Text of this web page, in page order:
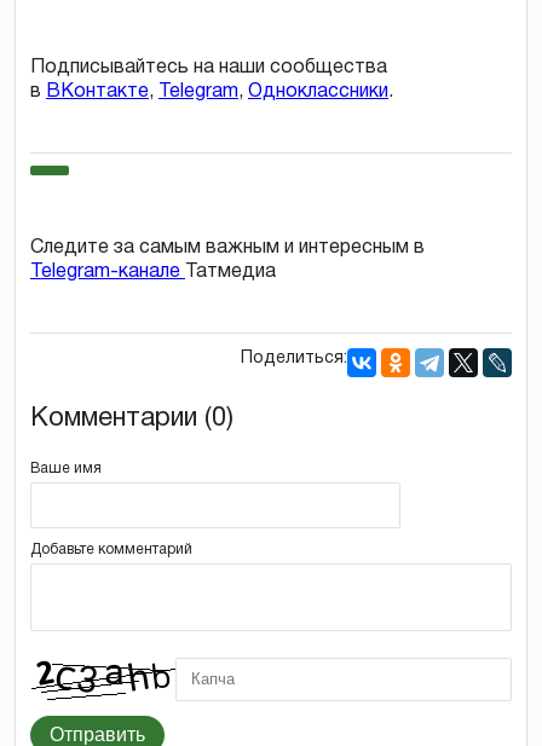
Подписывайтесь на наши сообщества
в ВКонтакте, Telegram, Одноклассники.
Следите за самым важным и интересным в
Telegram-канале
Татмедиа
Поделиться:
Комментарии (0)
Ваше имя
Добавьте комментарий
Отправить